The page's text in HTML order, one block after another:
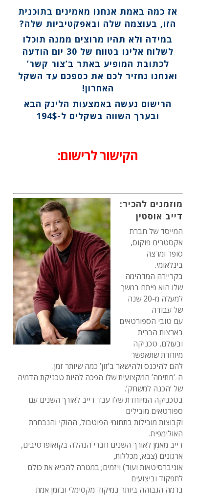
אז כמה באמת אנחנו מאמינים בתוכנית
הזו, בעוצמה שלה ובאפקטיביות שלה?
במידה ולא תהיו מרוצים ממנה תוכלו
לשלוח אלינו בטווח של 30 יום הודעה
לכתובת המופיע באתר ב’צור קשר’
ואנחנו נחזיר לכם את כספכם עד השקל
האחרון!
הרישום נעשה באמצעות הלינק הבא
ובערך השווה בשקלים ל-194$
הקישור לרישום:
מוזמנים להכיר:
דייב אוסטין
המייסד של חברת
אקסטרים פוקוס,
סופר ומרצה
בינלאומי.
בקריירה המדהימה
שלו הוא פיתח במשך
למעלה מ-20 שנה
של עבודה
עם טובי הספורטאים
בארצות הברית
ובעולם, טכניקה
מיוחדת שתאפשר
להם להיכנס ולהישאר ב’זון’ כמה שיותר זמן.
ה-‘חתימה’ המקצועית שלו הפכה להיות טכניקת הדמיה
של ‘הכנה למשחק’.
בטכניקה המיוחדת שלו עבד דייב לאורך השנים עם
ספורטאים מובילים
וקבוצות מובילות בתחומי הפוטבול, ההוקי והנבחרת
האולימפית.
דייב מאמן לאורך השנים חברי הנהלה בקואופרטיבים,
ארגונים (צבא, מכללות,
אוניברסיטאות ועוד) ויזמים; במטרה להביא את כולם
לתפקוד וביצועים
ברמה הגבוהה ביותר במיקוד מקסימלי ובזמן אמת